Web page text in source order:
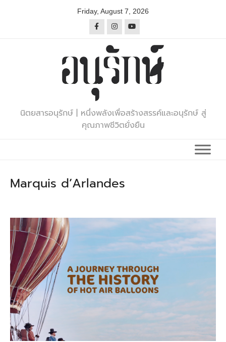
Friday, August 7, 2026
นิตยสารอนุรักษ์ | หนึ่งพลังเพื่อสร้างสรรค์และอนุรักษ์ สู่
คุณภาพชีวิตยั่งยืน
Marquis d’Arlandes